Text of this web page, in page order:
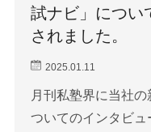
試ナビ」につい
されました。
2025.01.11
月刊私塾界に当社
ついてのインタビ